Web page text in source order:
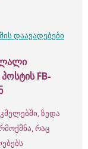
დაავადებები
FB-
ზედა
რაც